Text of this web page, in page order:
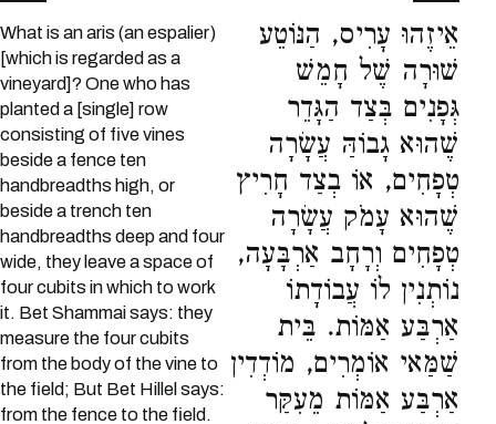
What is an aris (an espalier)
[which is regarded as a
vineyard]? One who has
planted a [single] row
consisting of five vines
beside a fence ten
handbreadths high, or
beside a trench ten
handbreadths deep and four
wide, they leave a space of
four cubits in which to work
it. Bet Shammai says: they
measure the four cubits
from the body of the vine to
the field; But Bet Hillel says:
from the fence to the field.
אֵיזֶהוּ עָרִיס, הַנּוֹטֵע
שׁוּרָה שֶׁל חָמֵשׁ
גְּפָנִים בְּצַד הַגָּדֵר
שֶׁהוּא גָבוֹהַּ עֲשָׂרָה
טְפָחִים, אוֹ בְצַד חָרִיץ
שֶׁהוּא עָמֹק עֲשָׂרָה
טְפָחִים וְרָחָב אַרְבָּעָה,
נוֹתְנִין לוֹ עֲבוֹדָתוֹ
אַרְבַּע אַמּוֹת. בֵּית
שַׁמַּאי אוֹמְרִים, מוֹדְדִין
אַרְבַּע אַמּוֹת מֵעִקַּר